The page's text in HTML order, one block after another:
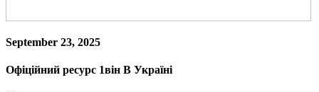
September 23, 2025
Офіційний ресурс 1він В Україні